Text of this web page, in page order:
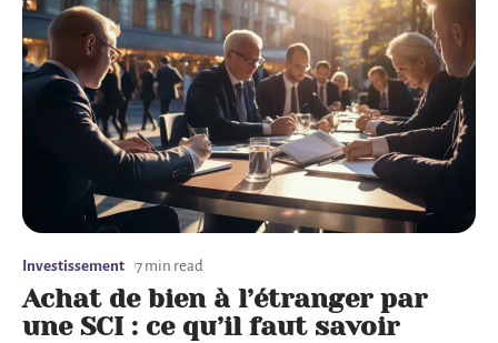
Investissement 7 min read
Achat de bien à l’étranger par
une SCI : ce qu’il faut savoir